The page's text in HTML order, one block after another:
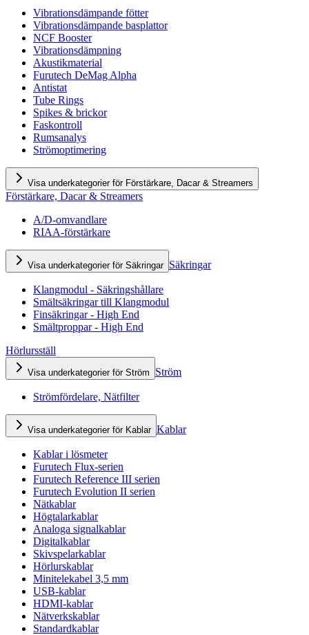
Vibrationsdämpande fötter
Vibrationsdämpande basplattor
NCF Booster
Vibrationsdämpning
Akustikmaterial
Furutech DeMag Alpha
Antistat
Tube Rings
Spikes & brickor
Faskontroll
Rumsanalys
Strömoptimering
Visa underkategorier för Förstärkare, Dacar & Streamers
Förstärkare, Dacar & Streamers
A/D-omvandlare
RIAA-förstärkare
Visa underkategorier för Säkringar Säkringar
Klangmodul - Säkringshållare
Smältsäkringar till Klangmodul
Finsäkringar - High End
Smältproppar - High End
Hörlursställ
Visa underkategorier för Ström Ström
Strömfördelare, Nätfilter
Visa underkategorier för Kablar Kablar
Kablar i lösmeter
Furutech Flux-serien
Furutech Reference III serien
Furutech Evolution II serien
Nätkablar
Högtalarkablar
Analoga signalkablar
Digitalkablar
Skivspelarkablar
Hörlurskablar
Minitelekabel 3,5 mm
USB-kablar
HDMI-kablar
Nätverkskablar
Standardkablar